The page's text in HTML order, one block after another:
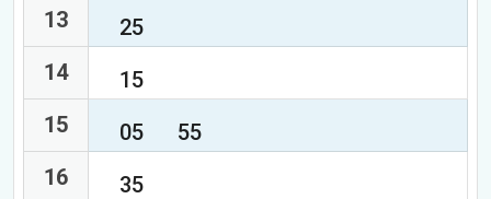
13
25
14
15
15
05
55
16
35